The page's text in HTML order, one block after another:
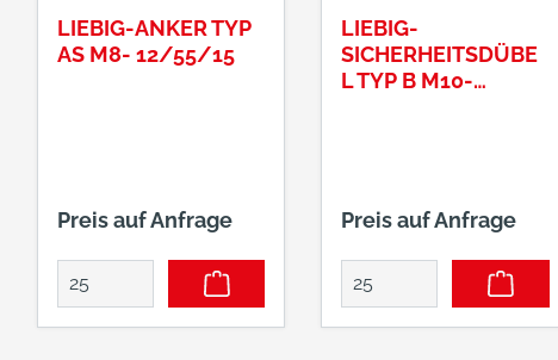
LIEBIG-ANKER TYP
AS M8- 12/55/15
Preis auf Anfrage
LIEBIG-
SICHERHEITSDÜBE
L TYP B M10-
Preis auf Anfrage